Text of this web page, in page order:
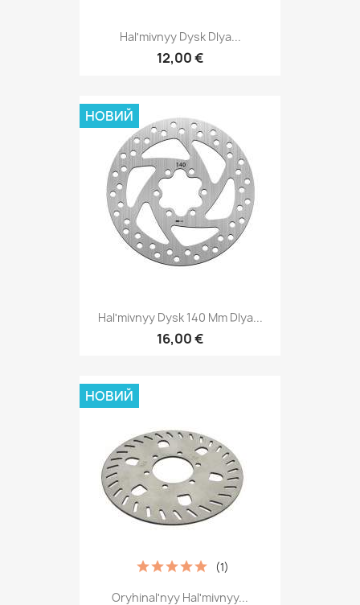
Halʹmivnyy Dysk Dlya...
12,00 €
Halʹmivnyy Dysk 140 Mm Dlya...
16,00 €
НОВИЙ
Oryhinalʹnyy Halʹmivnyy...
(1)
НОВИЙ